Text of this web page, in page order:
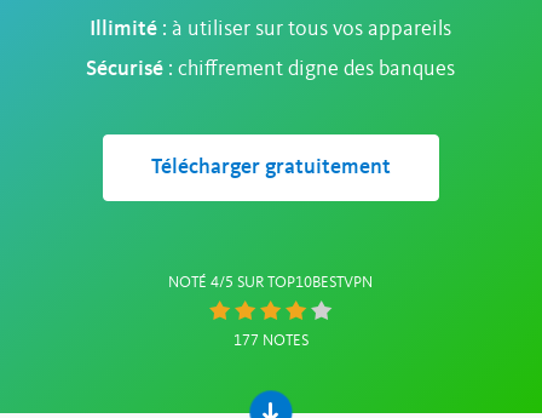
Illimité : à utiliser sur tous vos appareils
Sécurisé : chiffrement digne des banques
Télécharger gratuitement
NOTÉ 4/5 SUR TOP10BESTVPN
Rating:
177 NOTES